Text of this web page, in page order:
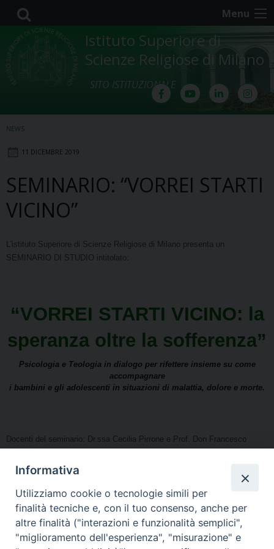
Skip
content
Menu
Istituto Superiore di
Scienze Religiose di Milano
SITO ISTITUZIONALE
NEWS
11 DICEMBRE 2019
SEMINARIO: “VORREI STARTI
VICINO”
L'istituto Superiore di Scienze Religiose di Milano presenta un
SEMINARIO DI STUDIO intitolato:
“VORREI STARTI VICINO: la
speranza oltre la sofferenza”
Psicologia e Teologia in dialogo per rifettere insieme su come
accompagnare
i bambini e gli adolescenti in situazioni di malattia, dolore e morte.
Docenti del seminario: Dr.ssa Cecilia Pirrone e Prof. Don Francesco
04 aprile 2020 – ore 9.30-13.00 presso la sede dell'ISSR in Via dei
Cavalieri del S. Sepolcro 3, Milano.
Per iscriversi al Seminario, è necessario inviare una mail di
Informativa
Utilizziamo cookie o tecnologie simili per
finalità tecniche e, con il tuo consenso, anche per
altre finalità ("interazioni e funzionalità semplici",
"miglioramento dell'esperienza", "misurazione" e